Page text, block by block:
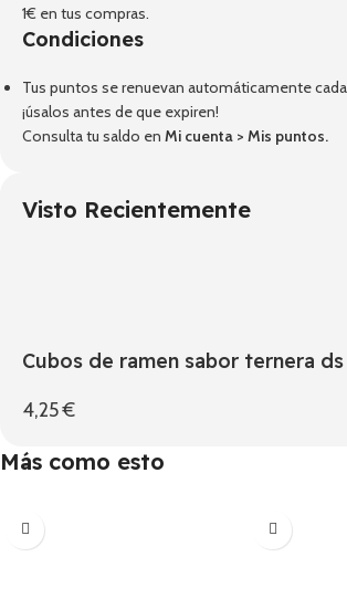
1€ en tus compras.
Condiciones
Tus puntos se renuevan automáticamente
¡úsalos antes de que expiren!
Consulta tu saldo en Mi cuenta > Mis puntos.
Visto Recientemente
Cubos de ramen sabor ternera
4,25€
Más como esto